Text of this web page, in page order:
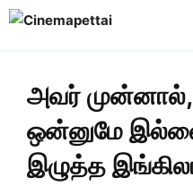
Skip
அவர் முன்னால்,
ஒன்னுமே
இழுத்த